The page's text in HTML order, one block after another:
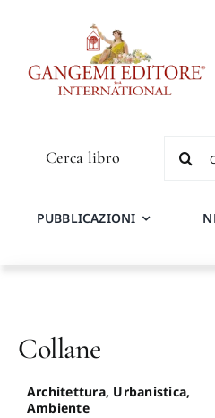
Cerca libro
per:
PUBBLICAZIONI
Collane
Architettura, Urbanistica,
Ambiente